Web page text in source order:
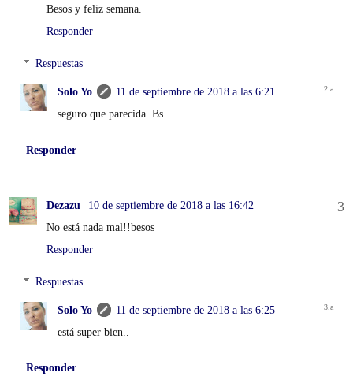
Besos y feliz semana.
Responder
Respuestas
Solo Yo
11 de septiembre de 2018 a las 6:21
seguro que parecida. Bs.
Responder
Dezazu
10 de septiembre de 2018 a las 16:42
No está nada mal!!besos
Responder
Respuestas
Solo Yo
11 de septiembre de 2018 a las 6:25
está super bien..
Responder